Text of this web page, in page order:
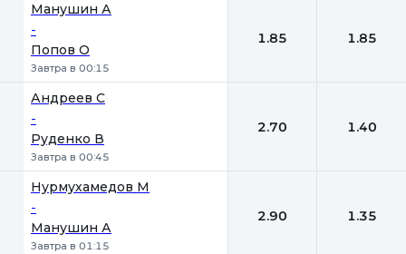
Манушин А
-
Попов О
Завтра в 00:15
1.85 1.85
Андреев С
-
Руденко В
Завтра в 00:45
2.70 1.40
Нурмухамедов М
-
Манушин А
Завтра в 01:15
2.90 1.35